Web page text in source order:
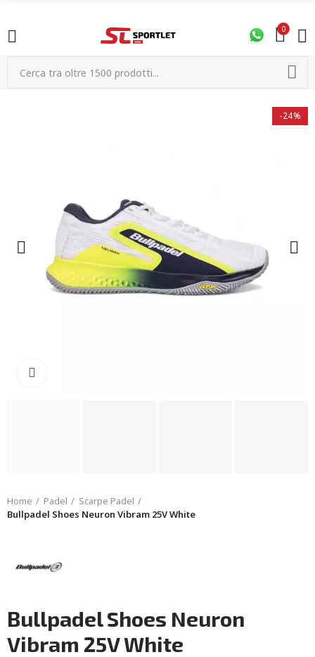
0
-24%
Home Padel
Scarpe Padel
Bullpadel Shoes Neuron Vibram 25V White
Bullpadel Shoes Neuron
Vibram 25V White